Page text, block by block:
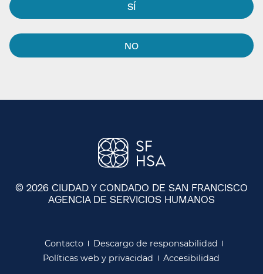
SÍ​​
NO​​
© 2026 CIUDAD Y CONDADO DE SAN FRANCISCO
AGENCIA DE SERVICIOS HUMANOS
Contacto​​
Descargo de responsabilidad​​
Políticas web y privacidad​​
Accesibilidad​​